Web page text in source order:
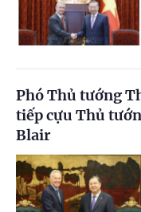
Phó Thủ tướng
tiếp cựu Thủ
Blair